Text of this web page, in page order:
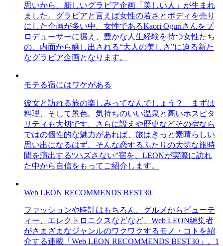
思いから、新しいグラビア企画「美しい人」が生まれ
ました。グラビアと言えば女性の若さとボディを売り
にした企画が多い中、女性であるKaori Oguriさんをプ
ロデューサーに据え、豊かな人生経験を持つ女性たち
の、内面から醸し出される“大人の美しさ”に迫る新た
なグラビア企画となります。
モテる宿にはワケがある
彼女と訪れる旅の楽しみってなんでしょう？ まずは
料理、そして景色。気持ちのいい温泉と高いホスピタ
リティも大切です。さらに設えや歴史などその宿なら
ではの個性的な魅力があれば、旅はきっと素晴らしい
思い出になるはず。そんな恋するふたりの大切な旅時
間を演出する“ハズさない”宿を、LEONが実際に訪れ
た中から自信をもってご紹介します。
Web LEON RECOMMENDS BEST30
ファッションや時計はもちろん、グルメからビューテ
ィー、エレクトロニクスなどなど、Web LEON編集者
がさまざまなジャンルのワクワクするモノ・コトを紹
介する連載「Web LEON RECOMMENDS BEST30」。1